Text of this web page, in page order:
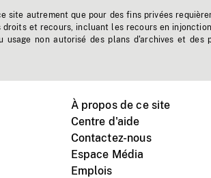
site autrement que pour des fins privées
droits et recours, incluant les recours en
non autorisé des plans d'archives et des
À propos de ce site
Centre d'aide
Contactez-nous
Espace Média
Emplois